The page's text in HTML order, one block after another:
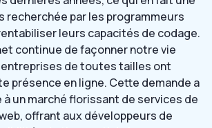
recherchée par les programmeurs
leurs capacités de codage.
continue de façonner notre vie
de toutes tailles ont
présence en ligne. Cette demande a
à un marché florissant de services de
offrant aux développeurs de